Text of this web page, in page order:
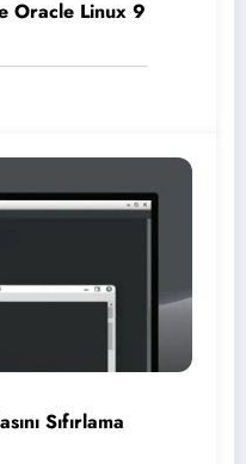
Oracle Linux 9
Sıfırlama